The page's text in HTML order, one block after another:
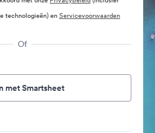
technologieën) enServicevoorwaarden
Of
met Smartsheet